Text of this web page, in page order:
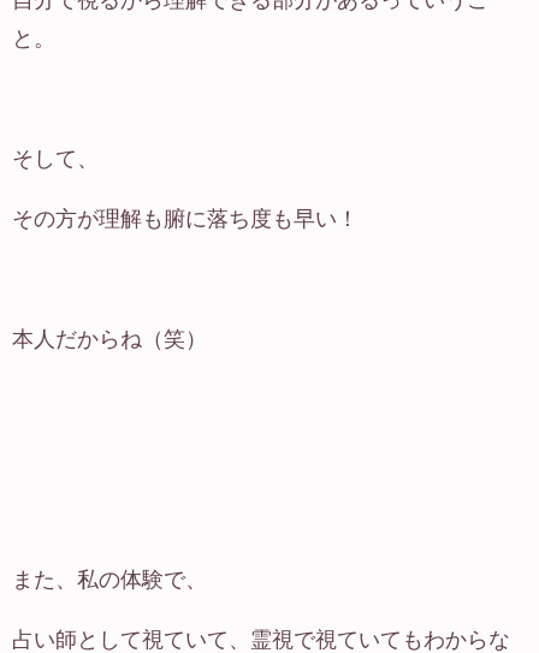
と。
そして、
その方が理解も腑に落ち度も早い！
本人だからね（笑）
また、私の体験で、
占い師として視ていて、霊視で視ていてもわからな